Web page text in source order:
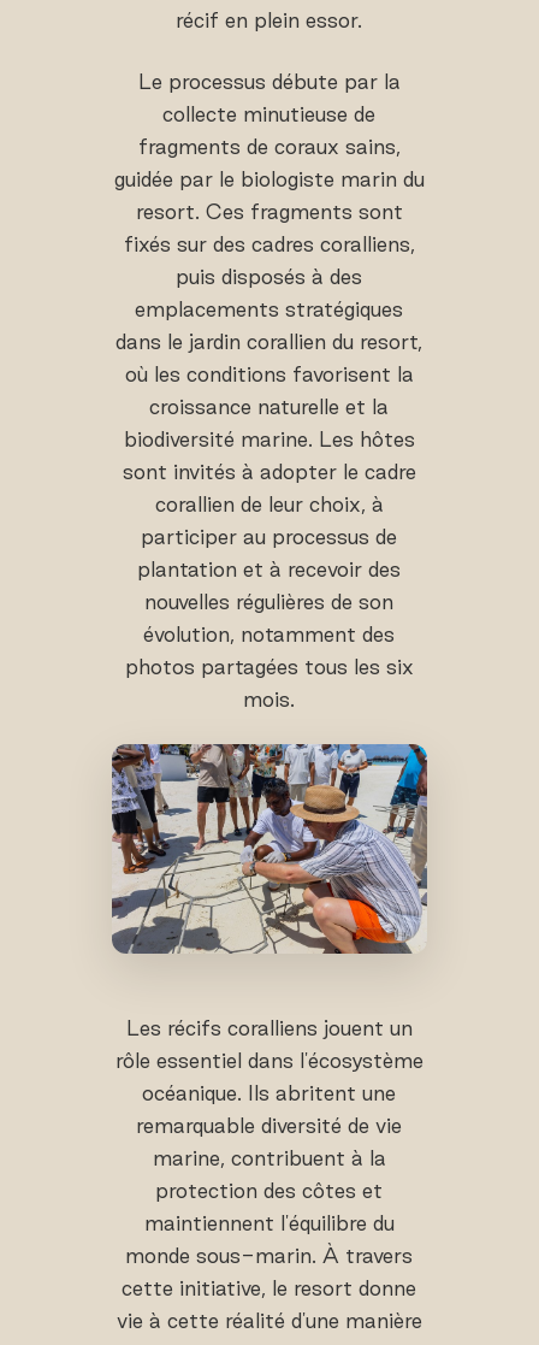
récif en plein essor.
Le processus débute par la
collecte minutieuse de
fragments de coraux sains,
guidée par le biologiste marin du
resort. Ces fragments sont
fixés sur des cadres coralliens,
puis disposés à des
emplacements stratégiques
dans le jardin corallien du resort,
où les conditions favorisent la
croissance naturelle et la
biodiversité marine. Les hôtes
sont invités à adopter le cadre
corallien de leur choix, à
participer au processus de
plantation et à recevoir des
nouvelles régulières de son
évolution, notamment des
photos partagées tous les six
mois.
Les récifs coralliens jouent un
rôle essentiel dans l'écosystème
océanique. Ils abritent une
remarquable diversité de vie
marine, contribuent à la
protection des côtes et
maintiennent l'équilibre du
monde sous-marin. À travers
cette initiative, le resort donne
vie à cette réalité d'une manière